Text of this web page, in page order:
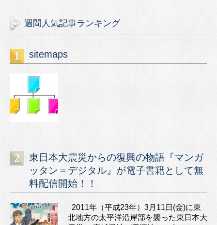
週間人気記事ランキング
sitemaps
東日本大震災からの復興の物語『マンガ
ッタン＝デジタル』が電子書籍として無
料配信開始！！
2011年（平成23年）3月11日(金)に東
北地方の太平洋沿岸部を襲った東日本大